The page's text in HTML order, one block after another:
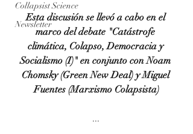
Collapsist Science
Newsletter
Esta discusión se llevó a cabo en el
marco del debate "Catástrofe
climática, Colapso, Democracia y
Socialismo (I)" en conjunto con Noam
Chomsky (Green New Deal) y Miguel
Fuentes (Marxismo Colapsista)
...